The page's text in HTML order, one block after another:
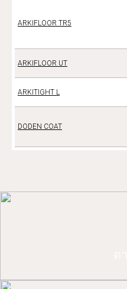
ARKIFLOOR TR5
ARKIFLOOR UT
ARKITIGHT L
DODEN COAT